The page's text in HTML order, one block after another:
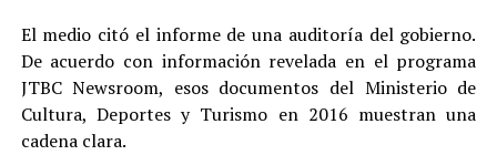
El medio citó el informe de una auditoría del gobierno.
De acuerdo con información revelada en el programa
JTBC Newsroom, esos documentos del Ministerio de
Cultura, Deportes y Turismo en 2016 muestran una
cadena clara.